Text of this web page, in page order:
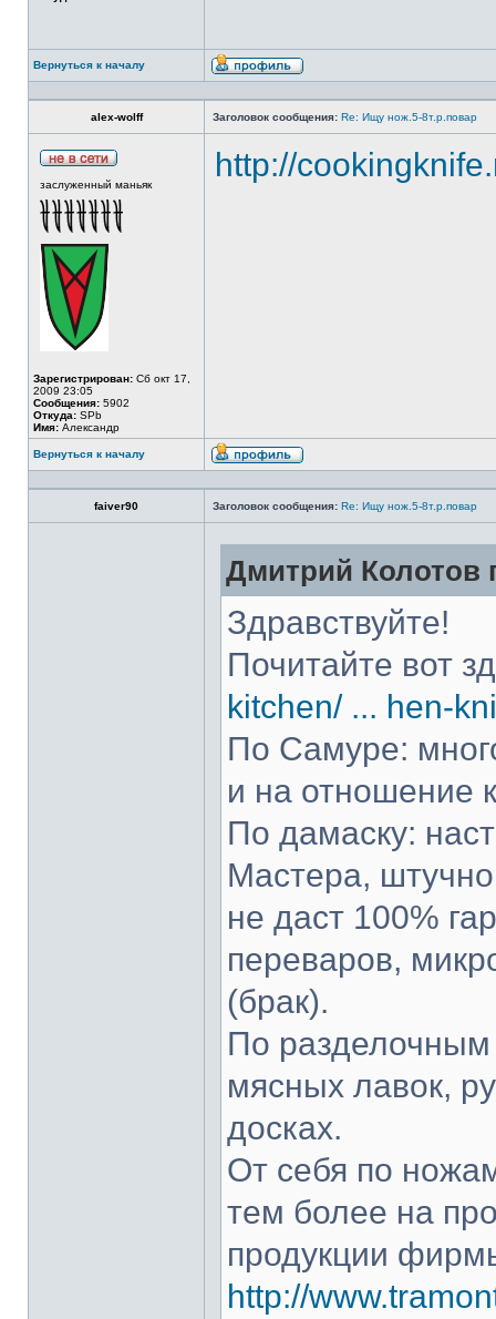
Вернуться к началу
alex-wolff Заголовок сообщения: Re: Ищу нож.5-8т.р.повар
заслуженный маньяк
Зарегистрирован: Сб окт 17,
2009 23:05
Сообщения: 5902
Откуда: SPb
Имя: Александр
http://
Вернуться к началу
faiver90 Заголовок сообщения: Re: Ищу нож.5-8т.р.повар
Дмитрий Колотов
Здравствуйте!
Почитайте вот
kitchen/ ... hen-
По Самуре:
и на отношение
По дамаску:
Мастера,
не даст 100%
переваров,
(брак).
По разделочным
мясных лавок,
досках.
От себя по
тем более на
продукции
http://